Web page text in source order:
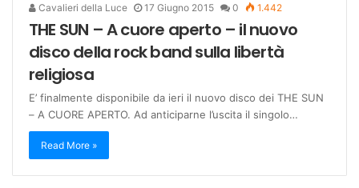
Cavalieri della Luce 17 Giugno 2015 0 1.442
THE SUN – A cuore aperto – il nuovo
disco della rock band sulla libertà
religiosa
E’ finalmente disponibile da ieri il nuovo disco dei THE SUN
– A CUORE APERTO. Ad anticiparne l’uscita il singolo…
Read More »